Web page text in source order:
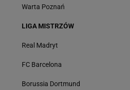
Warta Poznań
LIGA MISTRZÓW
Real Madryt
FC Barcelona
Borussia Dortmund